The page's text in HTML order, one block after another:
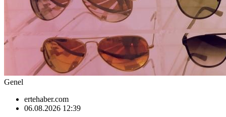
Genel
ertehaber.com
06.08.2026 12:39